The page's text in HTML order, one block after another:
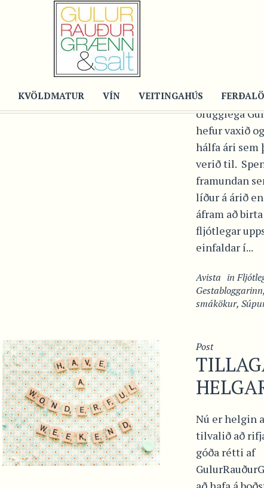
KVÖLDMATUR VÍN VEITINGAHÚSÞað er gaman
örugglega
hefur vaxið
hálfa ári sem
verið til.
framundan
líður á árið
áfram að
fljótlegar
einfaldar í...
Avista in
Gestabloggarinn
smákökur,
Post
Nú er helgin
tilvalið að
góða rétti af